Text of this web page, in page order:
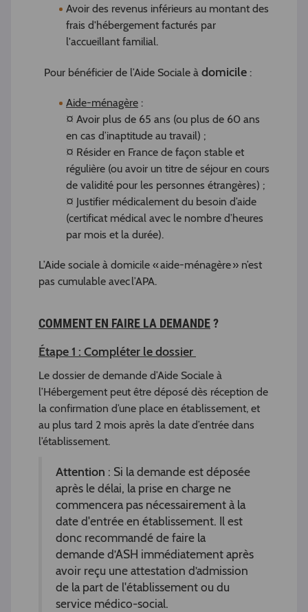
Avoir des revenus inférieurs au montant des
frais d'hébergement facturés par
l'accueillant familial.
Pour bénéficier de l’Aide Sociale à domicile :
Aide-ménagère :
¤ Avoir plus de 65 ans (ou plus de 60 ans
en cas d’inaptitude au travail) ;
¤ Résider en France de façon stable et
régulière (ou avoir un titre de séjour en cours
de validité pour les personnes étrangères) ;
¤ Justifier médicalement du besoin d’aide
(certificat médical avec le nombre d’heures
par mois et la durée).
L’Aide sociale à domicile « aide-ménagère » n’est
pas cumulable avec l’APA.
COMMENT EN FAIRE LA DEMANDE?
Étape 1 : Compléter le dossier
Le dossier de demande d’Aide Sociale à
l’Hébergement peut être déposé dès réception de
la confirmation d’une place en établissement, et
au plus tard 2 mois après la date d’entrée dans
l’établissement.
Attention : Si la demande est déposée
après le délai, la prise en charge ne
commencera pas nécessairement à la
date d'entrée en établissement. Il est
donc recommandé de faire la
demande d’ASH immédiatement après
avoir reçu une attestation d’admission
de la part de l'établissement ou du
service médico-social.